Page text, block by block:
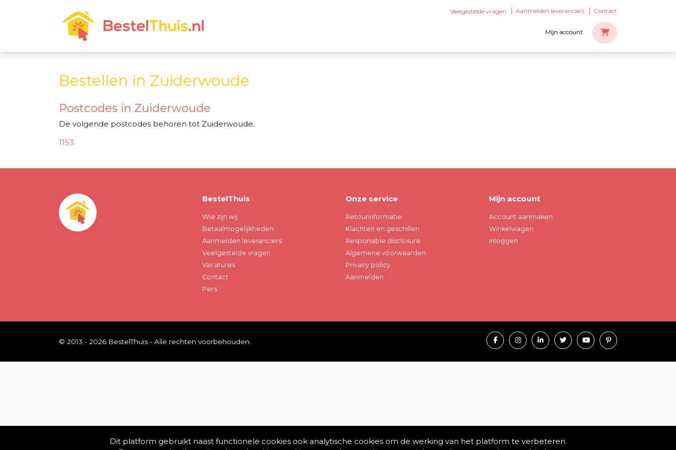
Veelgestelde vragen Aanmelden leveranciers Contact
Mijn account
Bestellen in Zuiderwoude
Postcodes in Zuiderwoude
De volgende postcodes behoren tot Zuiderwoude.
1153
BestelThuis
Wie zijn wij
Betaalmogelijkheden
Aanmelden leveranciers
Veelgestelde vragen
Vacatures
Contact
Pers
Onze service
Retourinformatie
Klachten en geschillen
Responsible disclosure
Algemene voorwaarden
Privacy policy
Aanmelden
Mijn account
Account aanmaken
Winkelwagen
Inloggen
© 2013 - 2026 BestelThuis - Alle rechten voorbehouden.
Dit platform gebruikt naast functionele cookies ook analytische cookies om de werking van het platform te verbeteren.